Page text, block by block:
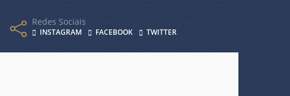
Redes Sociais
INSTAGRAM FACEBOOK TWITTER